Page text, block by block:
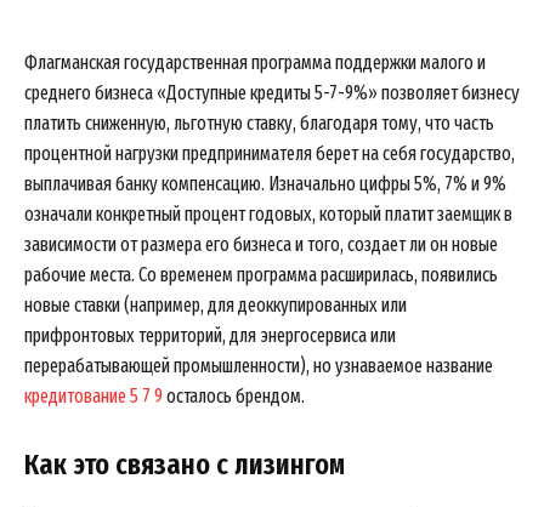
Флагманская государственная программа поддержки малого и
среднего бизнеса «Доступные кредиты 5-7-9%» позволяет бизнесу
платить сниженную, льготную ставку, благодаря тому, что часть
процентной нагрузки предпринимателя берет на себя государство,
выплачивая банку компенсацию. Изначально цифры 5%, 7% и 9%
означали конкретный процент годовых, который платит заемщик в
зависимости от размера его бизнеса и того, создает ли он новые
рабочие места. Со временем программа расширилась, появились
новые ставки (например, для деоккупированных или
прифронтовых территорий, для энергосервиса или
перерабатывающей промышленности), но узнаваемое название
кредитование 5 7 9осталось брендом.
Как это связано с лизингом